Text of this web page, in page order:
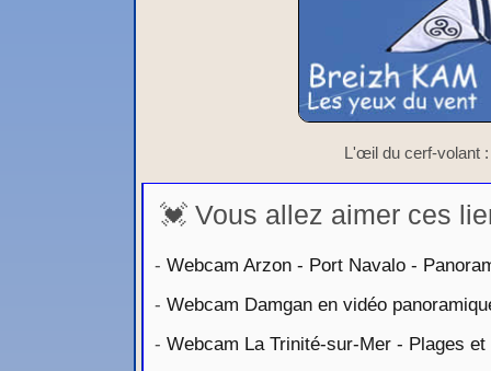
L'œil du cerf-volant :
💓 Vous allez aimer ces
- Webcam Arzon - Port Navalo -
- Webcam Damgan en vidéo
- Webcam La Trinité-sur-Mer - Plages